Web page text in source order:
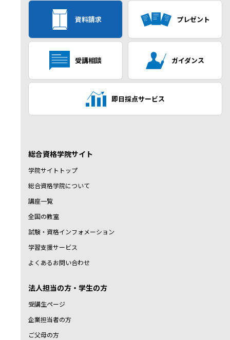
資料請求 プレゼント
受講相談 ガイダンス
即日採点サービス
総合資格学院サイト
学院サイトトップ
総合資格学院について
講座一覧
全国の教室
試験・資格インフォメーション
学習支援サービス
よくあるお問い合わせ
法人担当の方・学生の方
受講生ページ
企業担当者の方
ご父母の方